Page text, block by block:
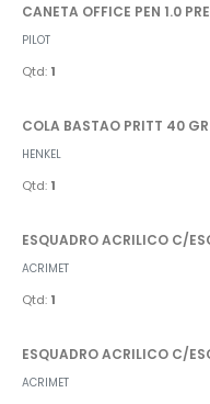
CANETA OFFICE PEN 1.0
PILOT
Qtd: 1
COLA BASTAO PRITT 40 GR
HENKEL
Qtd: 1
ESQUADRO ACRILICO C/
ACRIMET
Qtd: 1
ESQUADRO ACRILICO C/
ACRIMET